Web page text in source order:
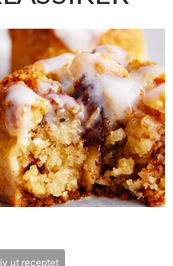
ut receptet